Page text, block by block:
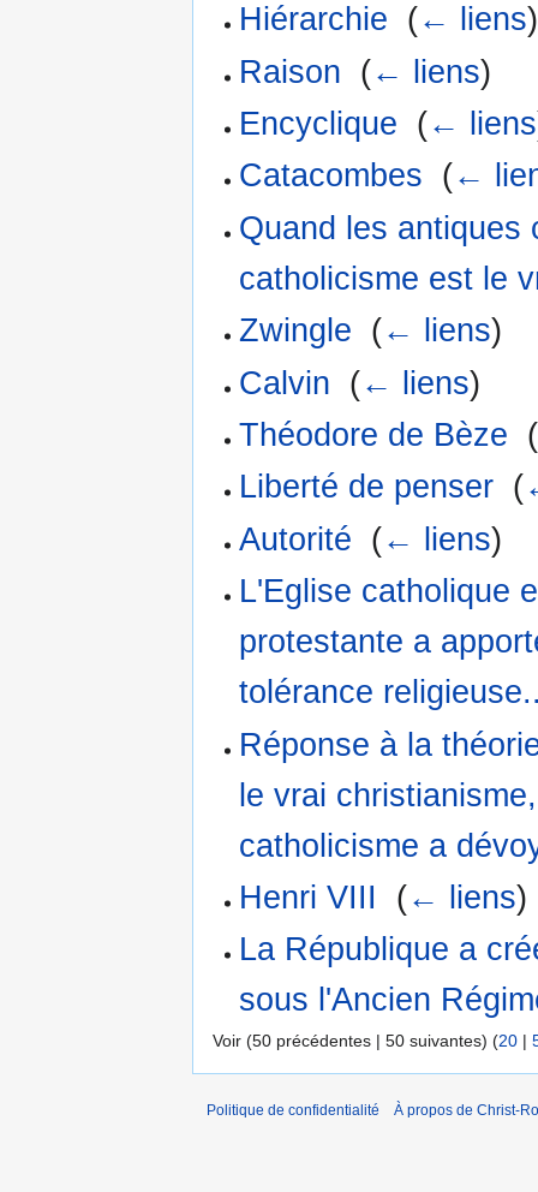
Hiérarchie (← liens)
Raison (← liens)
Encyclique (← liens
Catacombes (←
Quand les antiques
catholicisme est le
Zwingle (← liens)
Calvin (← liens)
Théodore de Bèze (
Liberté de penser (
Autorité (← liens)
L'Eglise catholique
protestante a
tolérance
Réponse à la
le vrai
catholicisme a
Henri VIII
(← liens)
La République a
sous l'Ancien
Voir (50 précédentes | 50 suivantes) (20 |
Politique de confidentialité À propos de Christ-